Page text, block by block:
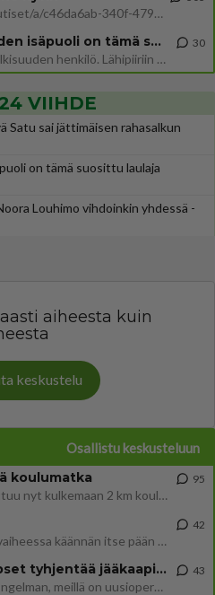
https://www.iltalehti.fi/viihdeuutiset/a/c46da6ab-340f-4790-aaa7-0865eed2336 Yrityksen konkurssihakemus on tullut kärä
Tiesitkö? Martina Aitolehden isäpuoli on tämä suosittu laulaja
Martina Aitolehti on seurattu julkisuuden henkilö. Lähipiiriin mahtuu muitakin tunnettuja henkilöitä. Tiesitkö, että Ma
30
VIIHDE
Satu sai jättimäisen rahasalkun
on tämä suosittu laulaja
Louhimo vihdoinkin yhdessä -
aiheesta kuin
keskustelu
Osallistu keskusteluun
koulumatka
Hesarissa päivitellään lapset joutuu nyt kulkemaan 2 km kouluun jösses. Ruostefillarilla tuo matka menee vaikka miten äk
95
Mutta mies vain tuijottaa, siinä vaiheessa käännän itse pään pois. Mikä juttu? Yleensä jos joku tuijottaa tai katsoo, hä
42
Uusioperheen aikuiset lapset tyhjentää jääkaapin käydessään
Miten selvittäisitte seuraavan ongelman, meillä on uusioperhe, minulla teini-ikäiset lapset ja puolisolla aikuiset, jotk
43